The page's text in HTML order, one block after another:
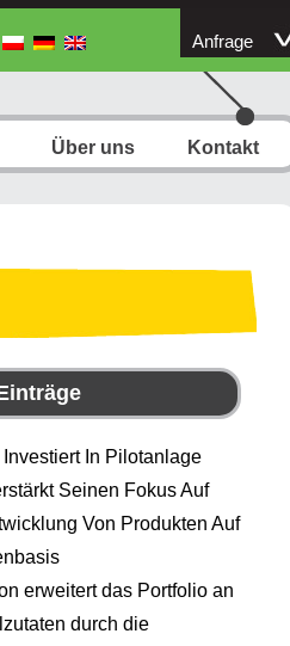
Anfrage
Über uns Kontakt
Investiert In Pilotanlage
Seinen Fokus Auf
Von Produkten Auf
erweitert das Portfolio an
durch die